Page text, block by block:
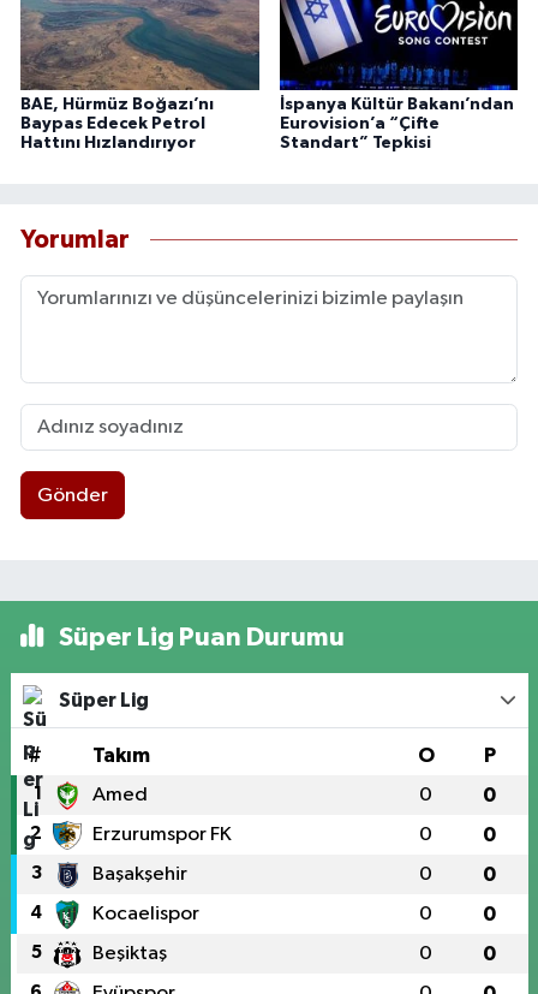
BAE, Hürmüz Boğazı’nı
Baypas Edecek Petrol
Hattını Hızlandırıyor
İspanya Kültür Bakanı’ndan
Eurovision’a “Çifte
Standart” Tepkisi
Yorumlar
Gönder
Süper Lig Puan Durumu
Süper Lig
# Takım O P
1 Amed 0 0
2 Erzurumspor FK 0 0
3 Başakşehir 0 0
4 Kocaelispor 0 0
5 Beşiktaş 0 0